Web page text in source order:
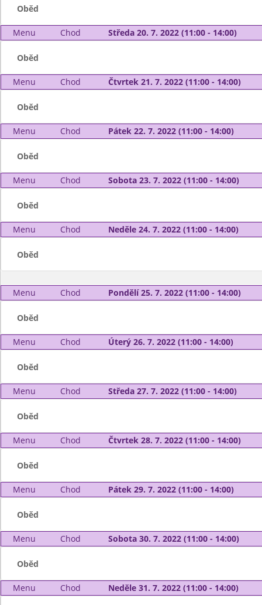
Oběd
Menu Chod Středa 20. 7. 2022 (11:00 - 14:00)
Oběd
Menu Chod Čtvrtek 21. 7. 2022 (11:00 - 14:00)
Oběd
Menu Chod Pátek 22. 7. 2022 (11:00 - 14:00)
Oběd
Menu Chod Sobota 23. 7. 2022 (11:00 - 14:00)
Oběd
Menu Chod Neděle 24. 7. 2022 (11:00 - 14:00)
Oběd
Menu Chod Pondělí 25. 7. 2022 (11:00 - 14:00)
Oběd
Menu Chod Úterý 26. 7. 2022 (11:00 - 14:00)
Oběd
Menu Chod Středa 27. 7. 2022 (11:00 - 14:00)
Oběd
Menu Chod Čtvrtek 28. 7. 2022 (11:00 - 14:00)
Oběd
Menu Chod Pátek 29. 7. 2022 (11:00 - 14:00)
Oběd
Menu Chod Sobota 30. 7. 2022 (11:00 - 14:00)
Oběd
Menu Chod Neděle 31. 7. 2022 (11:00 - 14:00)